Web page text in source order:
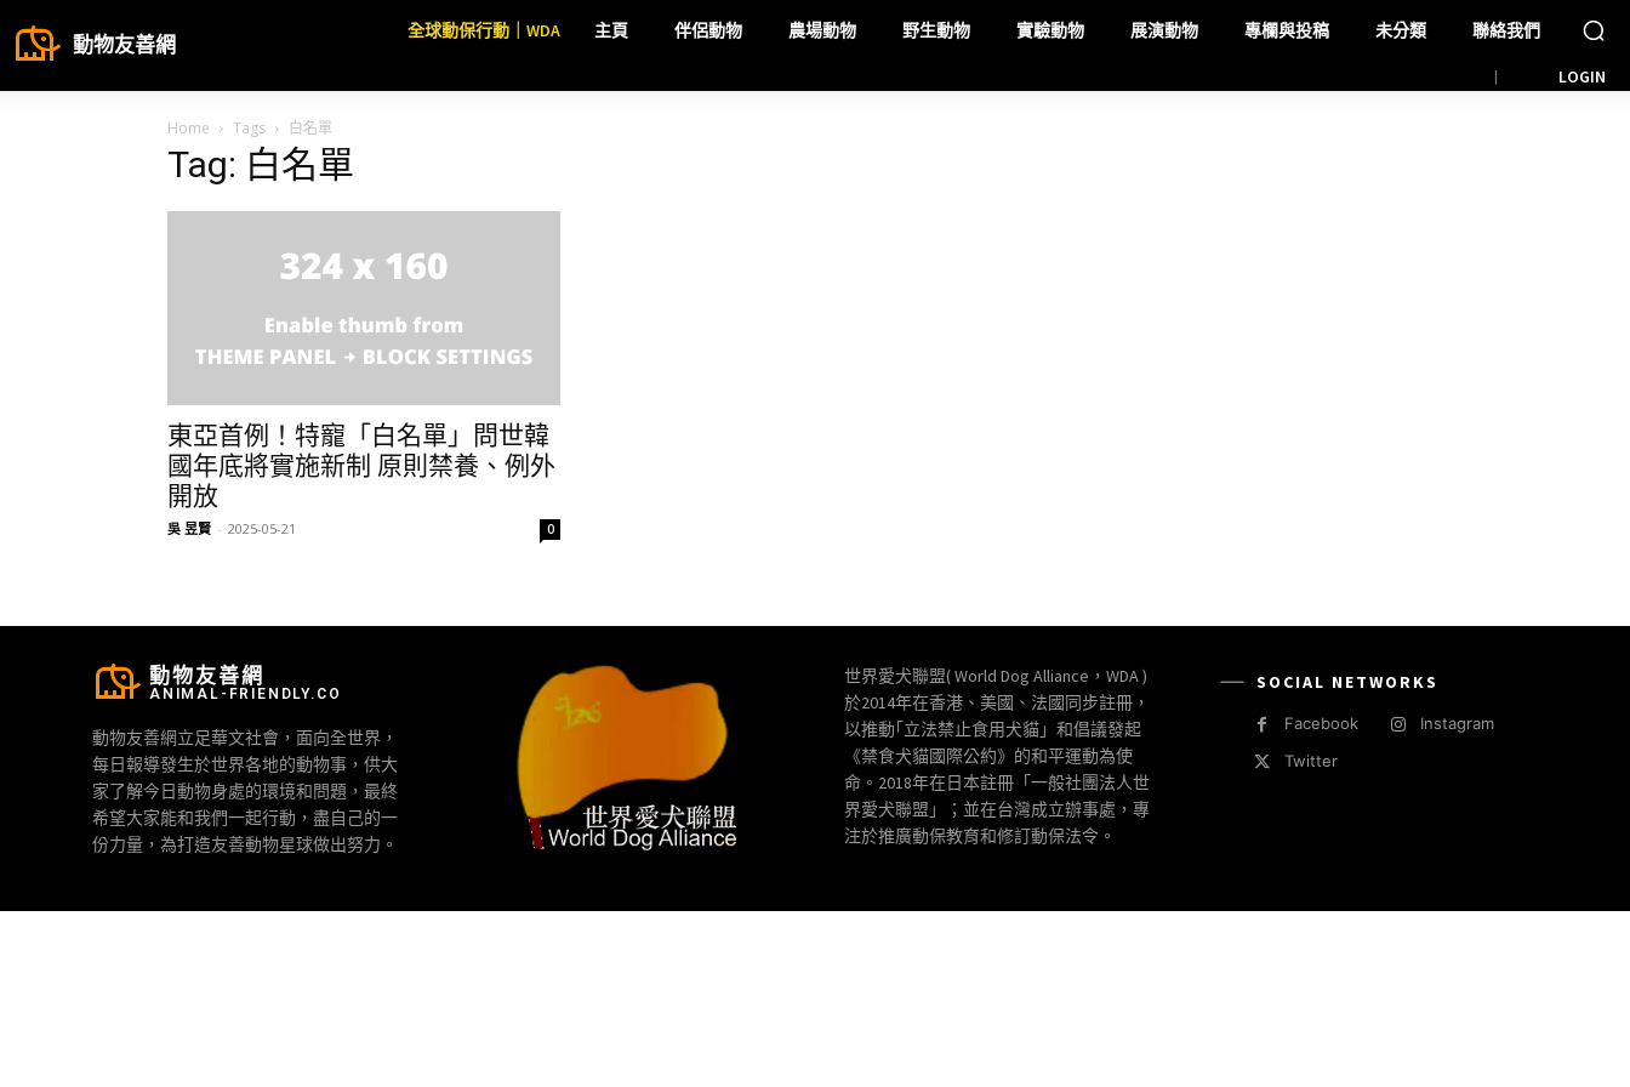
動物友善網
全球動保行動｜WDA 主頁 伴侶動物 農場動物 野生動物 實驗動物 展演動物 專欄與投稿 未分類 聯絡我們
LOGIN
Home Tags 白名單
Tag: 白名單
東亞首例！特寵「白名單」問世韓
國年底將實施新制 原則禁養、例外
開放
吳 昱賢 - 2025-05-21 0
動物友善網
ANIMAL-FRIENDLY.CO
動物友善網立足華文社會，面向全世界，
每日報導發生於世界各地的動物事，供大
家了解今日動物身處的環境和問題，最終
希望大家能和我們一起行動，盡自己的一
份力量，為打造友善動物星球做出努力。
世界愛犬聯盟( World Dog Alliance，WDA )
於2014年在香港、美國、法國同步註冊，
以推動｢立法禁止食用犬貓」和倡議發起
《禁食犬貓國際公約》的和平運動為使
命。2018年在日本註冊「一般社團法人世
界愛犬聯盟」；並在台灣成立辦事處，專
注於推廣動保教育和修訂動保法令。
SOCIAL NETWORKS
Facebook
Instagram
Twitter